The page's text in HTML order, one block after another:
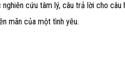
nghiên cứu tâm lý, câu trả lời cho
mãn của một tình yêu.